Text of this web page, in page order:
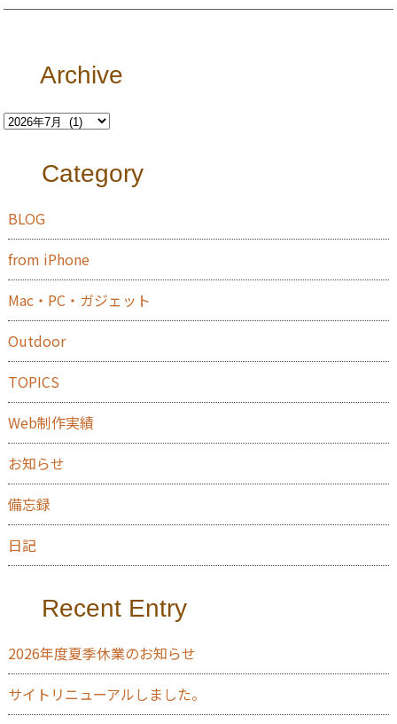
Archive
Category
BLOG
from iPhone
Mac・PC・ガジェット
Outdoor
TOPICS
Web制作実績
お知らせ
備忘録
日記
Recent Entry
2026年度夏季休業のお知らせ
サイトリニューアルしました。